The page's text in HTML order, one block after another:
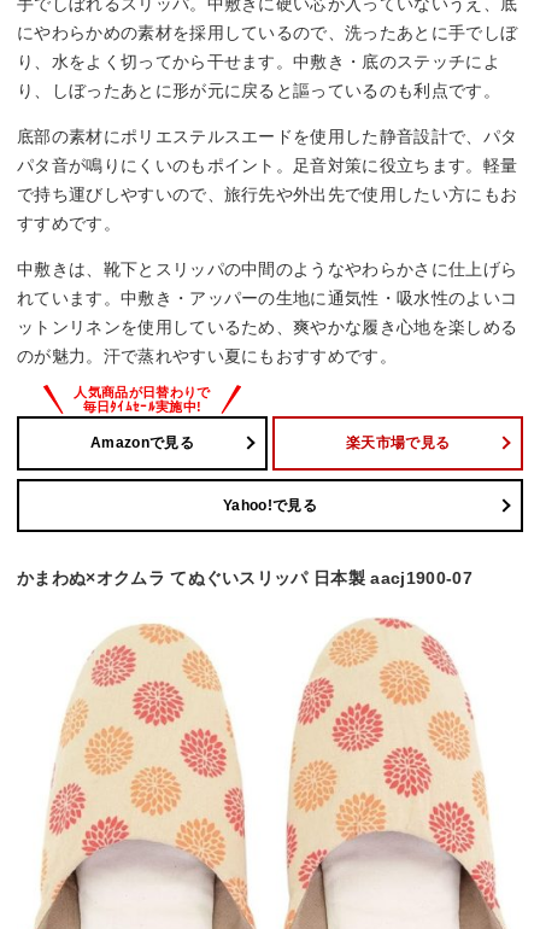
にやわらかめの素材を採用しているので、洗ったあとに手でしぼ
り、水をよく切ってから干せます。中敷き・底のステッチによ
り、しぼったあとに形が元に戻ると謳っているのも利点です。
底部の素材にポリエステルスエードを使用した静音設計で、パタ
パタ音が鳴りにくいのもポイント。足音対策に役立ちます。軽量
で持ち運びしやすいので、旅行先や外出先で使用したい方にもお
すすめです。
中敷きは、靴下とスリッパの中間のようなやわらかさに仕上げら
れています。中敷き・アッパーの生地に通気性・吸水性のよいコ
ットンリネンを使用しているため、爽やかな履き心地を楽しめる
のが魅力。汗で蒸れやすい夏にもおすすめです。
Amazonで見る 楽天市場で見る
Yahoo!で見る
かまわぬ×オクムラ てぬぐいスリッパ 日本製 aacj1900-07